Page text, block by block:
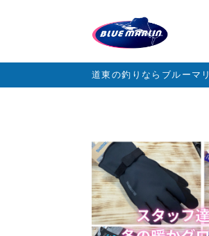
道東の釣りならブルーマ